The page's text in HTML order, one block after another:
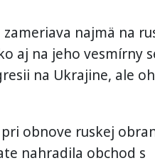
najmä na
aj na jeho vesmírny
na Ukrajine, ale
pri obnove ruskej
nahradila obchod s